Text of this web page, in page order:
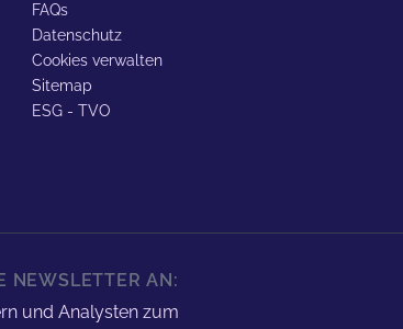
FAQs
Datenschutz
Cookies verwalten
Sitemap
ESG - TVO
NEWSLETTER AN:
und Analysten zum